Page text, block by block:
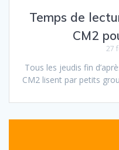
Temps de
CM2
27
Tous les jeudis fin
CM2 lisent par petits